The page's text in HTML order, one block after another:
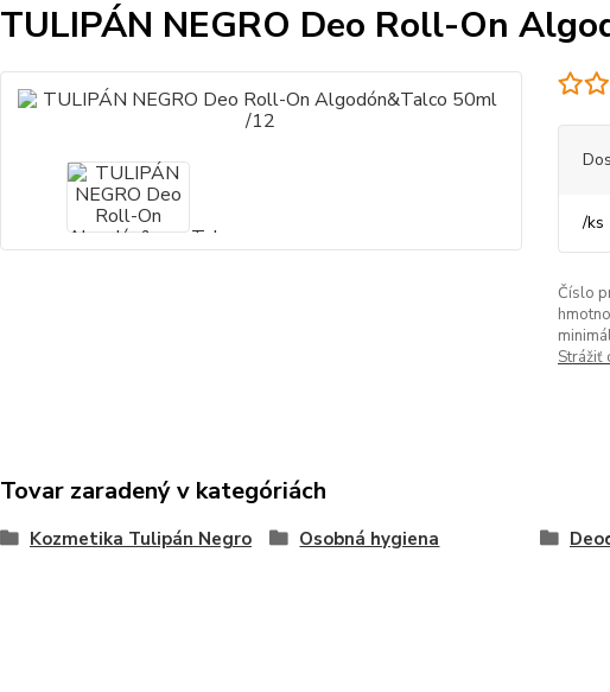
TULIPÁN NEGRO Deo Roll-On
/ks
Číslo
Strážiť
Tovar zaradený v kategóriách
Kozmetika Tulipán Negro Osobná hygiena